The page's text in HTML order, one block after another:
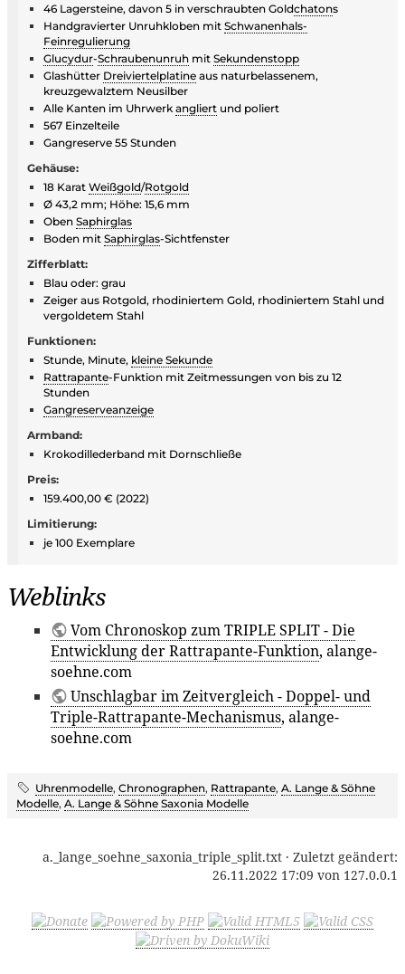
46 Lagersteine, davon 5 in verschraubten Goldchatons
Handgravierter Unruhkloben mit Schwanenhals-
Feinregulierung
Glucydur-Schraubenunruh mit Sekundenstopp
Glashütter Dreiviertelplatine aus naturbelassenem,
kreuzgewalztem Neusilber
Alle Kanten im Uhrwerk angliert und poliert
567 Einzelteile
Gangreserve 55 Stunden
Gehäuse:
18 Karat Weißgold/Rotgold
Ø 43,2 mm; Höhe: 15,6 mm
Oben Saphirglas
Boden mit Saphirglas-Sichtfenster
Zifferblatt:
Blau oder: grau
Zeiger aus Rotgold, rhodiniertem Gold, rhodiniertem Stahl und
vergoldetem Stahl
Funktionen:
Stunde, Minute, kleine Sekunde
Rattrapante-Funktion mit Zeitmessungen von bis zu 12
Stunden
Gangreserveanzeige
Armband:
Krokodillederband mit Dornschließe
Preis:
159.400,00 € (2022)
Limitierung:
je 100 Exemplare
Weblinks
Vom Chronoskop zum TRIPLE SPLIT - Die
Entwicklung der Rattrapante-Funktion, alange-
soehne.com
Unschlagbar im Zeitvergleich - Doppel- und
Triple-Rattrapante-Mechanismus, alange-
soehne.com
Uhrenmodelle, Chronographen, Rattrapante, A. Lange & Söhne
Modelle, A. Lange & Söhne Saxonia Modelle
a._lange_soehne_saxonia_triple_split.txt · Zuletzt geändert:
26.11.2022 17:09 von 127.0.0.1